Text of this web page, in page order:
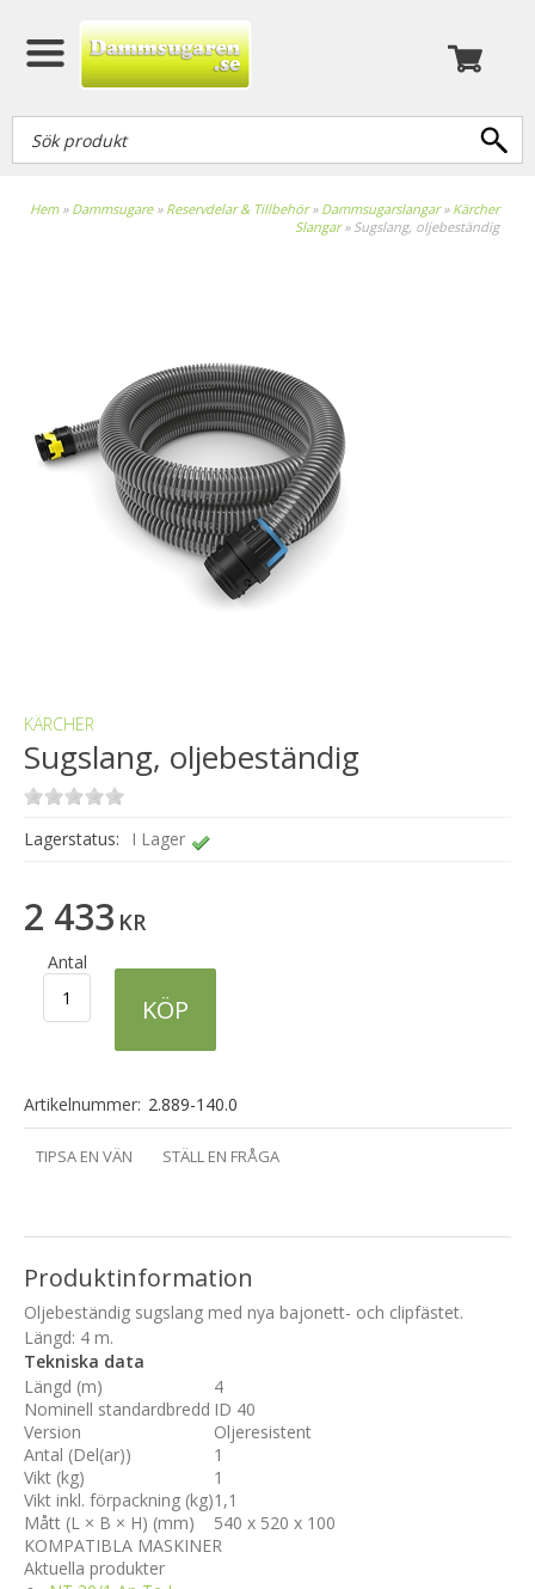
Hem» Dammsugare» Reservdelar & Tillbehör» Dammsugarslangar» Kärcher
Slangar» Sugslang, oljebeständig
KÄRCHER
Sugslang, oljebeständig
Lagerstatus: I Lager
2 433 KR
Antal
KÖP
Artikelnummer: 2.889-140.0
TIPSA EN VÄN STÄLL EN FRÅGA
Produktinformation
Oljebeständig sugslang med nya bajonett- och clipfästet.
Längd: 4 m.
Tekniska data
Längd (m)
4
Nominell standardbredd ID 40
Version
Oljeresistent
Antal (Del(ar))
1
Vikt (kg)
1
Vikt inkl. förpackning (kg)1,1
Mått (L × B × H) (mm)
540 x 520 x 100
KOMPATIBLA MASKINER
Aktuella produkter